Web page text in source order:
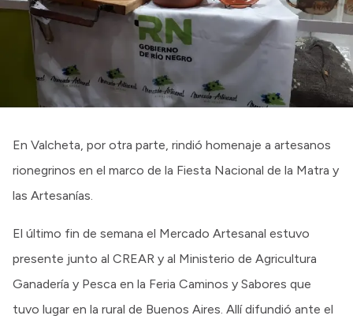
En Valcheta, por otra parte, rindió homenaje a artesanos
rionegrinos en el marco de la Fiesta Nacional de la Matra y
las Artesanías.
El último fin de semana el Mercado Artesanal estuvo
presente junto al CREAR y al Ministerio de Agricultura
Ganadería y Pesca en la Feria Caminos y Sabores que
tuvo lugar en la rural de Buenos Aires. Allí difundió ante el